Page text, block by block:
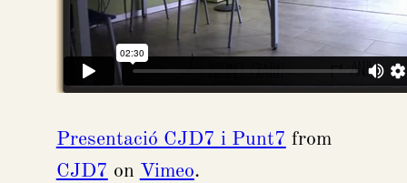
Presentació CJD7 i Punt7 from
CJD7 on Vimeo.